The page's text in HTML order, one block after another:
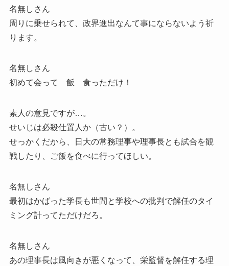
名無しさん
周りに乗せられて、政界進出なんて事にならないよう祈
ります。
名無しさん
初めて会って 飯 食っただけ！
素人の意見ですが…。
せいじは必殺仕置人か（古い？）。
せっかくだから、日大の常務理事や理事長とも試合を観
戦したり、ご飯を食べに行ってほしい。
名無しさん
最初はかばった学長も世間と学校への批判で解任のタイ
ミング計ってただけだろ。
名無しさん
あの理事長は風向きが悪くなって、栄監督を解任する理